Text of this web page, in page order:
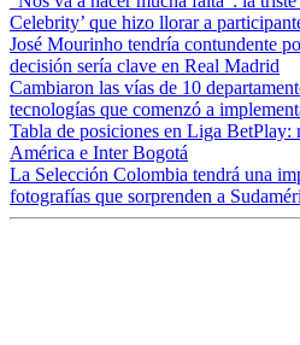
Celebrity’ que hizo llorar a
José Mourinho tendría contundente
decisión sería clave en Real Madrid
Cambiaron las vías de 10
tecnologías que comenzó a
Tabla de posiciones en Liga BetPlay:
América e Inter Bogotá
La Selección Colombia tendrá una
fotografías que sorprenden a